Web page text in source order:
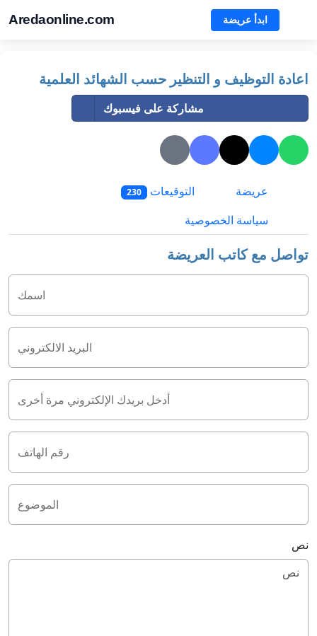
Aredaonline.com ابدأ عريضة
اعادة التوظيف و التنظير حسب الشهائد العلمية
مشاركة على فيسبوك
عريضة التوقيعات 230
سياسة الخصوصية
تواصل مع كاتب العريضة
اسمك
البريد الالكتروني
أدخل بريدك الإلكتروني مرة أخرى
رقم الهاتف
الموضوع
نص